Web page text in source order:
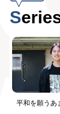
平和を願うあ